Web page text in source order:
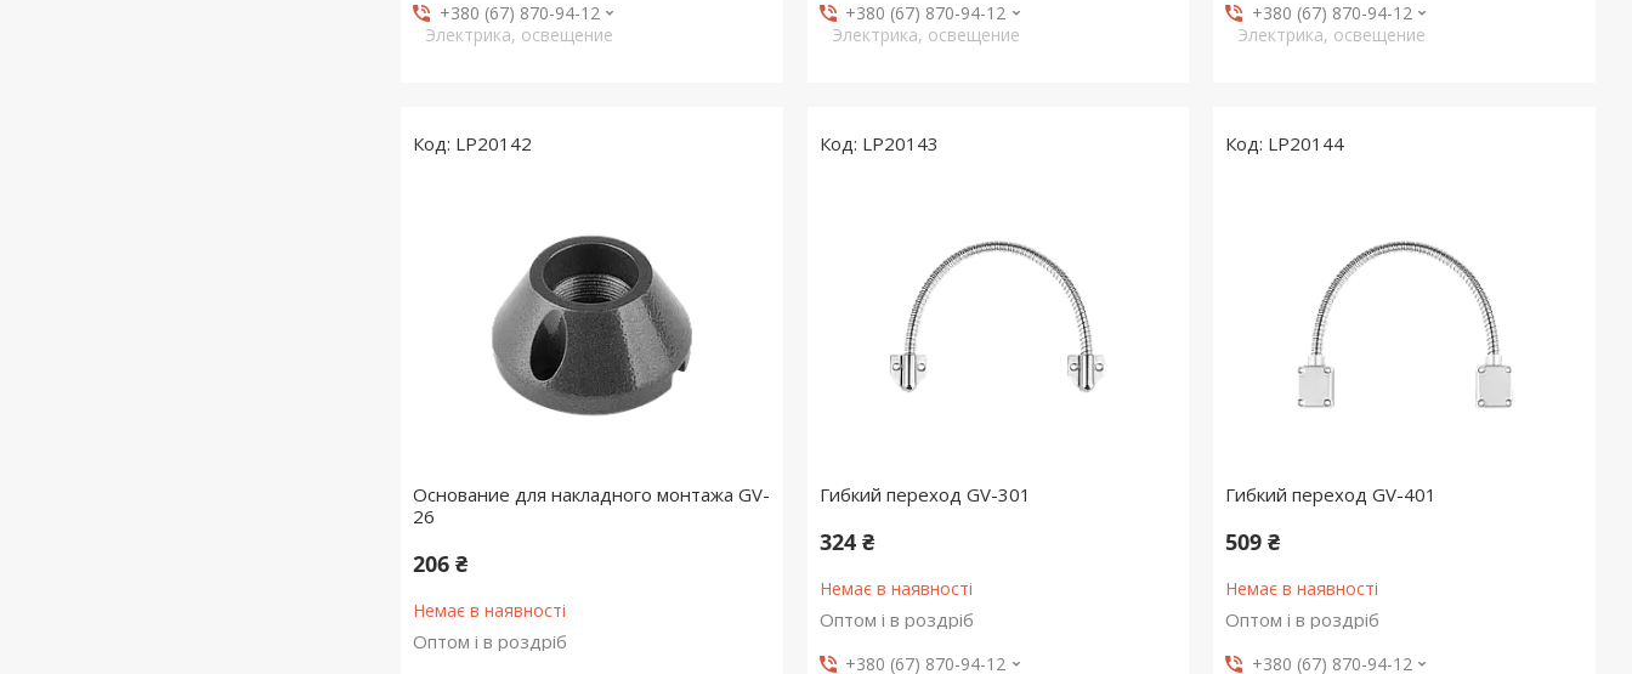
+380 (67) 870-94-12
Электрика, освещение
+380 (67) 870-94-12
Электрика, освещение
+380 (67) 870-94-12
Электрика, освещение
LP20142
Основание для накладного монтажа GV-
26
206 ₴
Немає в наявності
Оптом і в роздріб
LP20143
Гибкий переход GV-301
324 ₴
Немає в наявності
Оптом і в роздріб
+380 (67) 870-94-12
LP20144
Гибкий переход GV-401
509 ₴
Немає в наявності
Оптом і в роздріб
+380 (67) 870-94-12